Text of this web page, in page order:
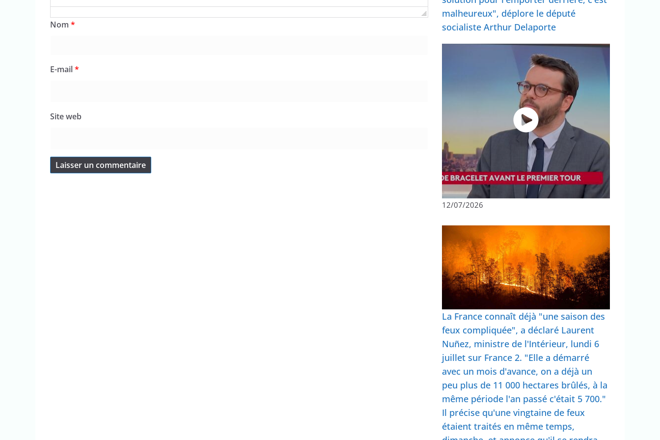
Nom *
E-mail*
Site web
malheureux", déplore le député
socialiste Arthur Delaporte
12/07/2026
La France connaît déjà "une saison des
feux compliquée", a déclaré Laurent
Nuñez, ministre de l'Intérieur, lundi 6
juillet sur France 2. "Elle a démarré
avec un mois d'avance, on a déjà un
peu plus de 11 000 hectares brûlés, à la
même période l'an passé c'était 5 700."
Il précise qu'une vingtaine de feux
étaient traités en même temps,